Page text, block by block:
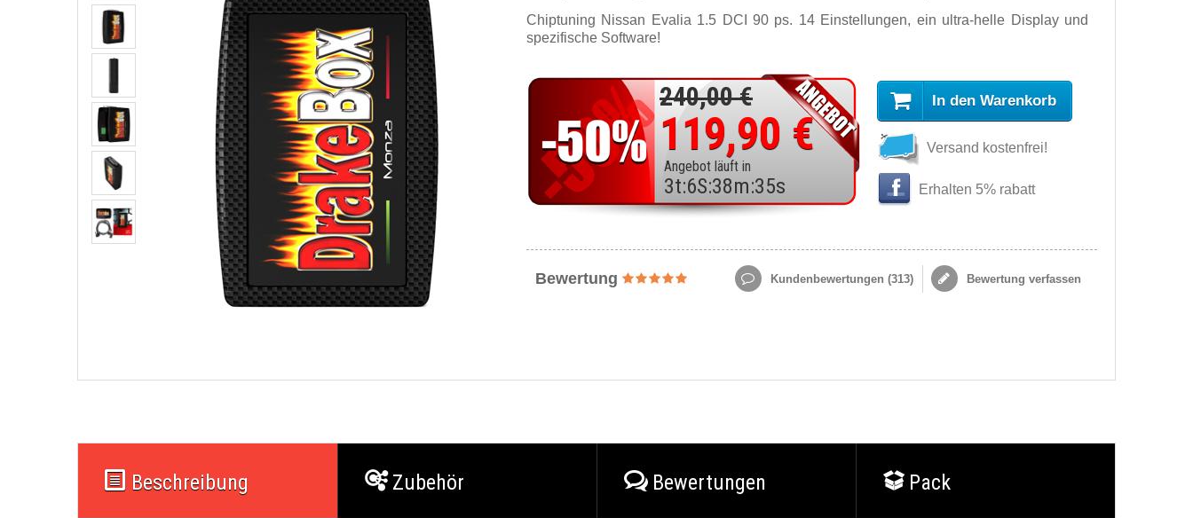
Chiptuning Nissan Evalia 1.5 DCI 90 ps. 14 Einstellungen, ein ultra-helle Display und
spezifische Software!
240,00 €
119,90 €
Angebot läuft in
3t:6S:38m:33s
In den Warenkorb
Versand kostenfrei!
Erhalten 5% rabatt
Bewertung Kundenbewertungen (313) Bewertung verfassen
Beschreibung Zubehör Bewertungen Pack